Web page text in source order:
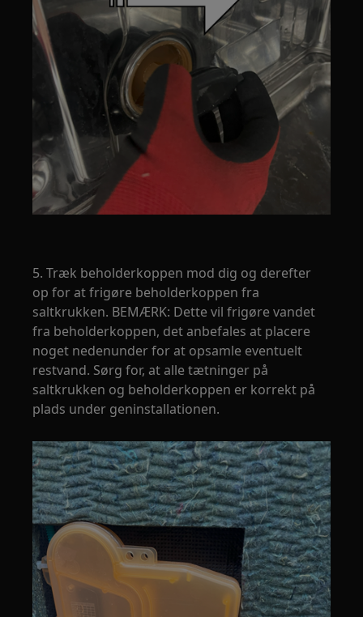
5. Træk beholderkoppen mod dig og derefter
op for at frigøre beholderkoppen fra
saltkrukken. BEMÆRK: Dette vil frigøre vandet
fra beholderkoppen, det anbefales at placere
noget nedenunder for at opsamle eventuelt
restvand. Sørg for, at alle tætninger på
saltkrukken og beholderkoppen er korrekt på
plads under geninstallationen.